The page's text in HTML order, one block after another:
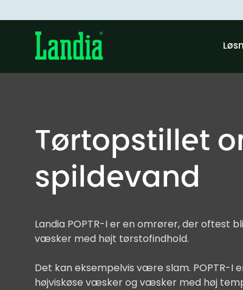
Tørtopstillet
spildevand
Landia POPTR-I er en omrører, der oftest
væsker med højt tørstofindhold.
Det kan eksempelvis være slam. POPTR-I
højviskøse væsker og væsker med høj